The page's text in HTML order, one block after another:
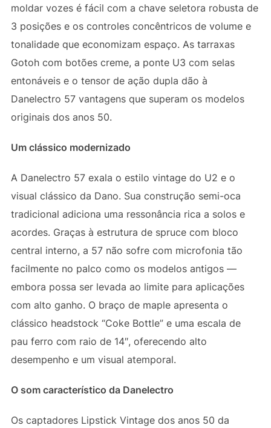
moldar vozes é fácil com a chave seletora robusta de
3 posições e os controles concêntricos de volume e
tonalidade que economizam espaço. As tarraxas
Gotoh com botões creme, a ponte U3 com selas
entonáveis e o tensor de ação dupla dão à
Danelectro 57 vantagens que superam os modelos
originais dos anos 50.
Um clássico modernizado
A Danelectro 57 exala o estilo vintage do U2 e o
visual clássico da Dano. Sua construção semi-oca
tradicional adiciona uma ressonância rica a solos e
acordes. Graças à estrutura de spruce com bloco
central interno, a 57 não sofre com microfonia tão
facilmente no palco como os modelos antigos —
embora possa ser levada ao limite para aplicações
com alto ganho. O braço de maple apresenta o
clássico headstock “Coke Bottle” e uma escala de
pau ferro com raio de 14″, oferecendo alto
desempenho e um visual atemporal.
O som característico da Danelectro
Os captadores Lipstick Vintage dos anos 50 da